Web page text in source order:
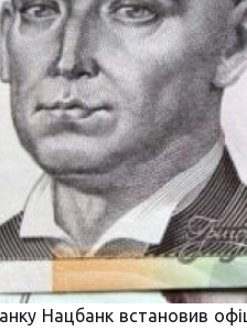
Нацбанк встановив